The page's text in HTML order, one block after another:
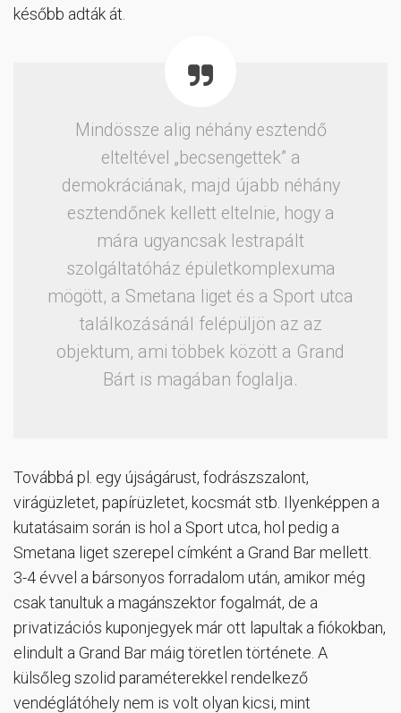
később adták át.
Mindössze alig néhány esztendő
elteltével „becsengettek” a
demokráciának, majd újabb néhány
esztendőnek kellett eltelnie, hogy a
mára ugyancsak lestrapált
szolgáltatóház épületkomplexuma
mögött, a Smetana liget és a Sport utca
találkozásánál felépüljön az az
objektum, ami többek között a Grand
Bárt is magában foglalja.
Továbbá pl. egy újságárust, fodrászszalont,
virágüzletet, papírüzletet, kocsmát stb. Ilyenképpen a
kutatásaim során is hol a Sport utca, hol pedig a
Smetana liget szerepel címként a Grand Bar mellett.
3-4 évvel a bársonyos forradalom után, amikor még
csak tanultuk a magánszektor fogalmát, de a
privatizációs kuponjegyek már ott lapultak a fiókokban,
elindult a Grand Bar máig töretlen története. A
külsőleg szolid paraméterekkel rendelkező
vendéglátóhely nem is volt olyan kicsi, mint